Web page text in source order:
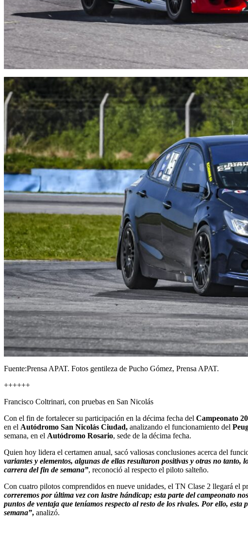
Fuente:Prensa APAT. Fotos gentileza de Pucho Gómez, Prensa APAT.
++++++
Francisco Coltrinari, con pruebas en San Nicolás
Con el fin de fortalecer su participación en la décima fecha del Campeonato
en el Autódromo San Nicolás Ciudad, analizando el funcionamiento del
semana, en el Autódromo Rosario, sede de la décima fecha.
Quien hoy lidera el certamen anual, sacó valiosas conclusiones acerca del
variantes y elementos, algunas de ellas resultaron positivas y otras no
carrera del fin de semana”, reconoció al respecto el piloto salteño.
Con cuatro pilotos comprendidos en nueve unidades, el TN Clase 2 llegará el
correremos por última vez con lastre hándicap; esta parte del campeonato
puntos de ventaja que teníamos respecto al resto de los rivales. Por ello,
semana”, analizó.